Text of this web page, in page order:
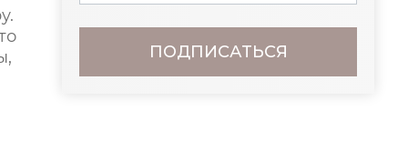
ПОДПИСАТЬСЯ